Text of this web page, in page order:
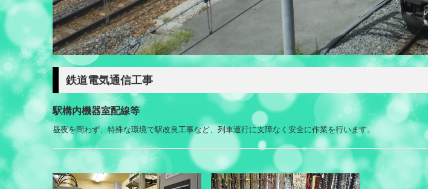
鉄道電気通信工事
駅構内機器室配線等
昼夜を問わず、特殊な環境で駅改良工事など、列車運行に支障なく安全に作業を行います。